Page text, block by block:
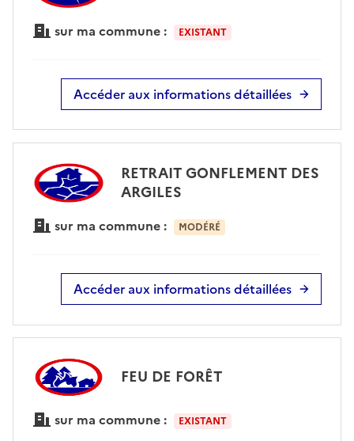
sur ma commune : EXISTANT
Accéder aux informations détaillées
RETRAIT GONFLEMENT DES
ARGILES
sur ma commune : MODÉRÉ
Accéder aux informations détaillées
FEU DE FORÊT
sur ma commune : EXISTANT